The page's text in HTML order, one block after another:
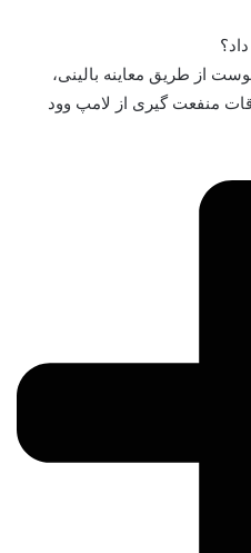
از طریق معاینه بالینی،
منفعت گیری از لامپ وود